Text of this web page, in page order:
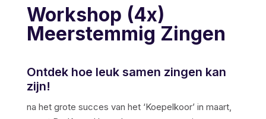
Workshop (4x)
Meerstemmig Zingen
Ontdek hoe leuk samen zingen kan
zijn!
na het grote succes van het ‘Koepelkoor’ in maart,